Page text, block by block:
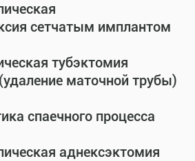
сетчатым имплантом
тубэктомия
маточной трубы)
спаечного процесса
аднексэктомия